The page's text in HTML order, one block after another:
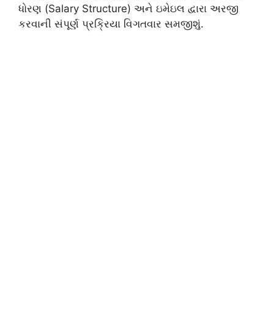
ધોરણ (Salary Structure) અને ઇમેઇલ દ્વારા અરજી
કરવાની સંપૂર્ણ પ્રક્રિયા વિગતવાર સમજીશું.